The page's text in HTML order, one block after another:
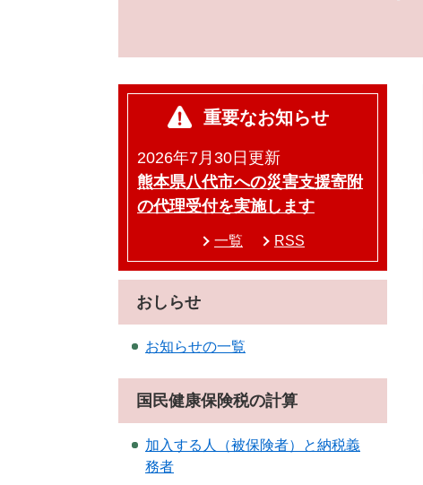
重要なお知らせ
2026年7月30日更新
熊本県八代市への災害支援寄附
の代理受付を実施します
一覧 RSS
おしらせ
お知らせの一覧
国民健康保険税の計算
加入する人（被保険者）と納税義
務者